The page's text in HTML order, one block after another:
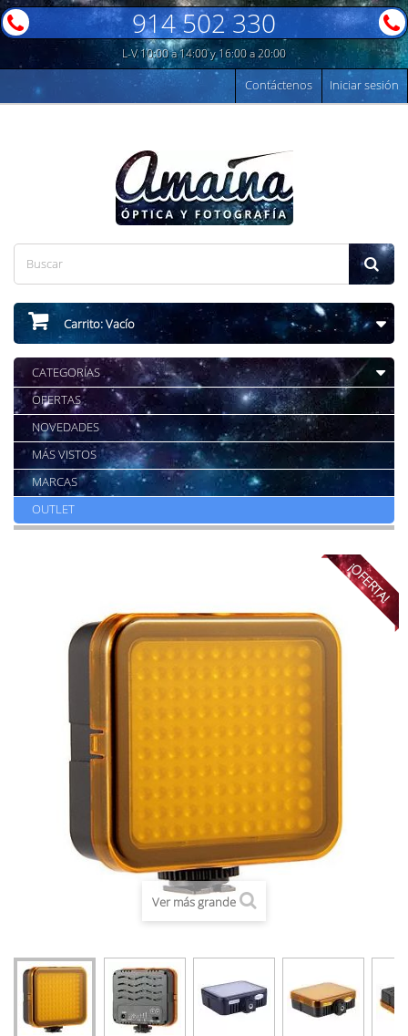
914 502 330
L-V 10:00 a 14:00 y 16:00 a 20:00
Iniciar sesión
Contáctenos
Carrito:Vacío
CATEGORÍAS
OFERTAS
NOVEDADES
MÁS VISTOS
MARCAS
OUTLET
¡OFERTA!
Ver más grande